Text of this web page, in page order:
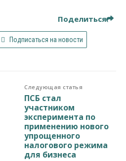
Поделиться
Подписаться на новости
Следующая статья
ПСБ стал
участником
эксперимента по
применению нового
упрощенного
налогового режима
для бизнеса